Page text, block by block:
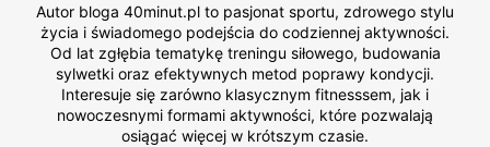
Autor bloga 40minut.pl to pasjonat sportu, zdrowego stylu
życia i świadomego podejścia do codziennej aktywności.
Od lat zgłębia tematykę treningu siłowego, budowania
sylwetki oraz efektywnych metod poprawy kondycji.
Interesuje się zarówno klasycznym fitnesssem, jak i
nowoczesnymi formami aktywności, które pozwalają
osiągać więcej w krótszym czasie.